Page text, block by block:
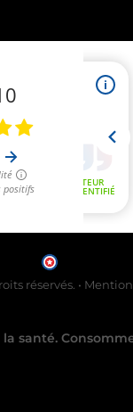
réservés. •
santé.